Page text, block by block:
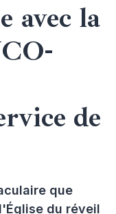
avec la
de
que
du réveil